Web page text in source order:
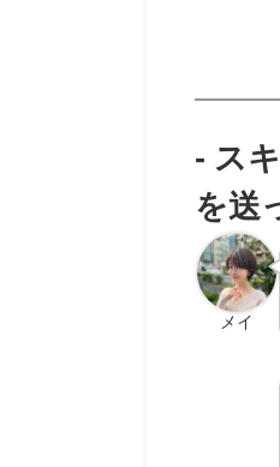
- ス
を送
メイ